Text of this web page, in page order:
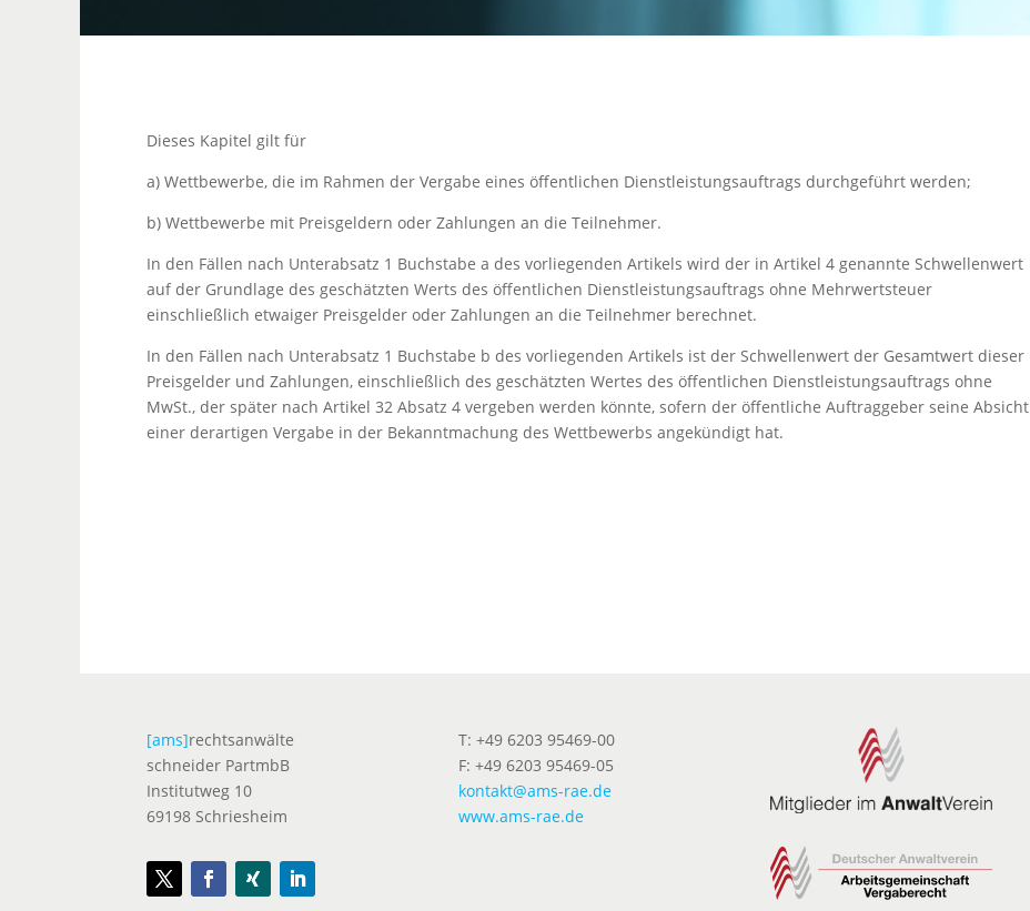
Dieses Kapitel gilt für
a) Wettbewerbe, die im Rahmen der Vergabe eines öffentlichen Dienstleistungsauftrags durchgeführt werden;
b) Wettbewerbe mit Preisgeldern oder Zahlungen an die Teilnehmer.
In den Fällen nach Unterabsatz 1 Buchstabe a des vorliegenden Artikels wird der in Artikel 4 genannte Schwellenwert
auf der Grundlage des geschätzten Werts des öffentlichen Dienstleistungsauftrags ohne Mehrwertsteuer
einschließlich etwaiger Preisgelder oder Zahlungen an die Teilnehmer berechnet.
In den Fällen nach Unterabsatz 1 Buchstabe b des vorliegenden Artikels ist der Schwellenwert der Gesamtwert dieser
Preisgelder und Zahlungen, einschließlich des geschätzten Wertes des öffentlichen Dienstleistungsauftrags ohne
MwSt., der später nach Artikel 32 Absatz 4 vergeben werden könnte, sofern der öffentliche Auftraggeber seine Absicht
einer derartigen Vergabe in der Bekanntmachung des Wettbewerbs angekündigt hat.
[ams]rechtsanwälte
schneider PartmbB
Institutweg 10
69198 Schriesheim
T: +49 6203 95469-00
F: +49 6203 95469-05
kontakt@ams-rae.de
www.ams-rae.de